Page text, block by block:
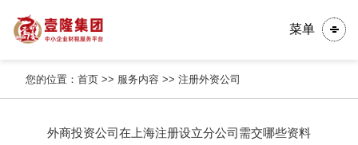
菜单
您的位置：首页 >> 服务内容 >>注册外资公司
外商投资公司在上海注册设立分公司需交哪些资料